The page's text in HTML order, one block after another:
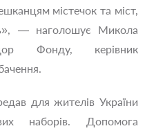
містечок та міст,
— наголошує Микола
Фонду, керівник
для жителів України
наборів. Допомога